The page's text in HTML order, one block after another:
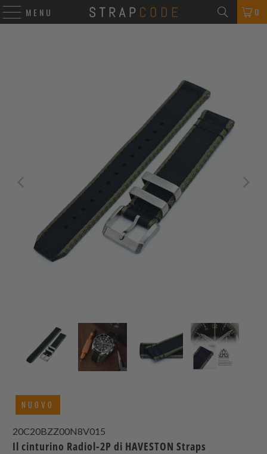
MENU 0
NUOVO
20C20BZZ00N8V015
Il cinturino Radiol-2P di HAVESTON Straps